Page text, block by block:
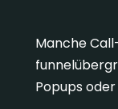
Manche
Popups